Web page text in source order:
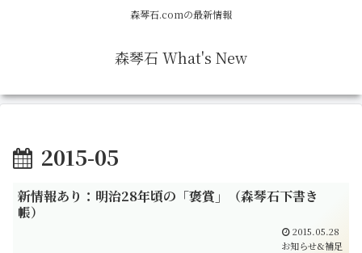
森琴石.comの最新情報
森琴石 What's New
2015-05
新情報あり：明治28年頃の「褒賞」（森琴石下書き
帳）
2015.05.28
お知らせ&補足